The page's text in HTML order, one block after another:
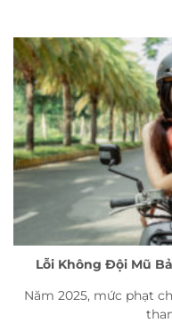
Lỗi Không Đội Mũ
Năm 2025, mức phạt